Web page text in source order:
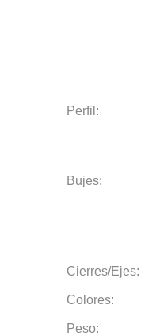
Perfil:
Bujes:
Cierres/Ejes:
Colores:
Peso: